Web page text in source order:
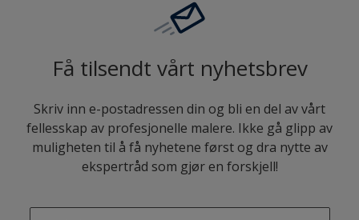
Få tilsendt vårt nyhetsbrev
Skriv inn e-postadressen din og bli en del av vårt
fellesskap av profesjonelle malere. Ikke gå glipp av
muligheten til å få nyhetene først og dra nytte av
ekspertråd som gjør en forskjell!